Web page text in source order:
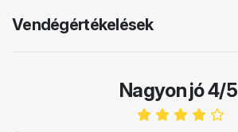
Vendégértékelések
Nagyon jó 4/5